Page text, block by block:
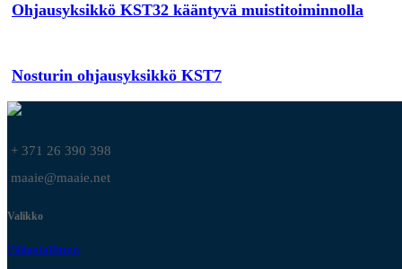
Ohjausyksikkö KST32 kääntyvä muistitoiminnolla
Nosturin ohjausyksikkö KST7
+ 371 26 390 398
maaie@maaie.net
Valikko
Pääasiallinen